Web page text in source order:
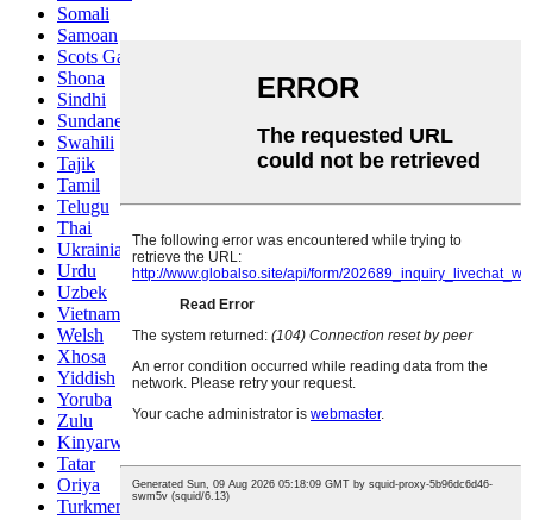
Somali
Samoan
Scots Gaelic
Shona
Sindhi
Sundanese
Swahili
Tajik
Tamil
Telugu
Thai
Ukrainian
Urdu
Uzbek
Vietnamese
Welsh
Xhosa
Yiddish
Yoruba
Zulu
Kinyarwanda
Tatar
Oriya
Turkmen